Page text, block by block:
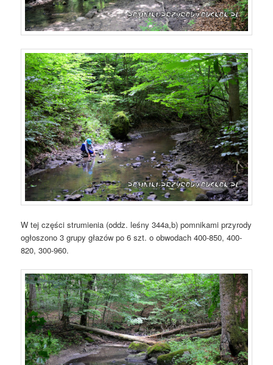
W tej części strumienia (oddz. leśny 344a,b) pomnikami przyrody
ogłoszono 3 grupy głazów po 6 szt. o obwodach 400-850, 400-
820, 300-960.